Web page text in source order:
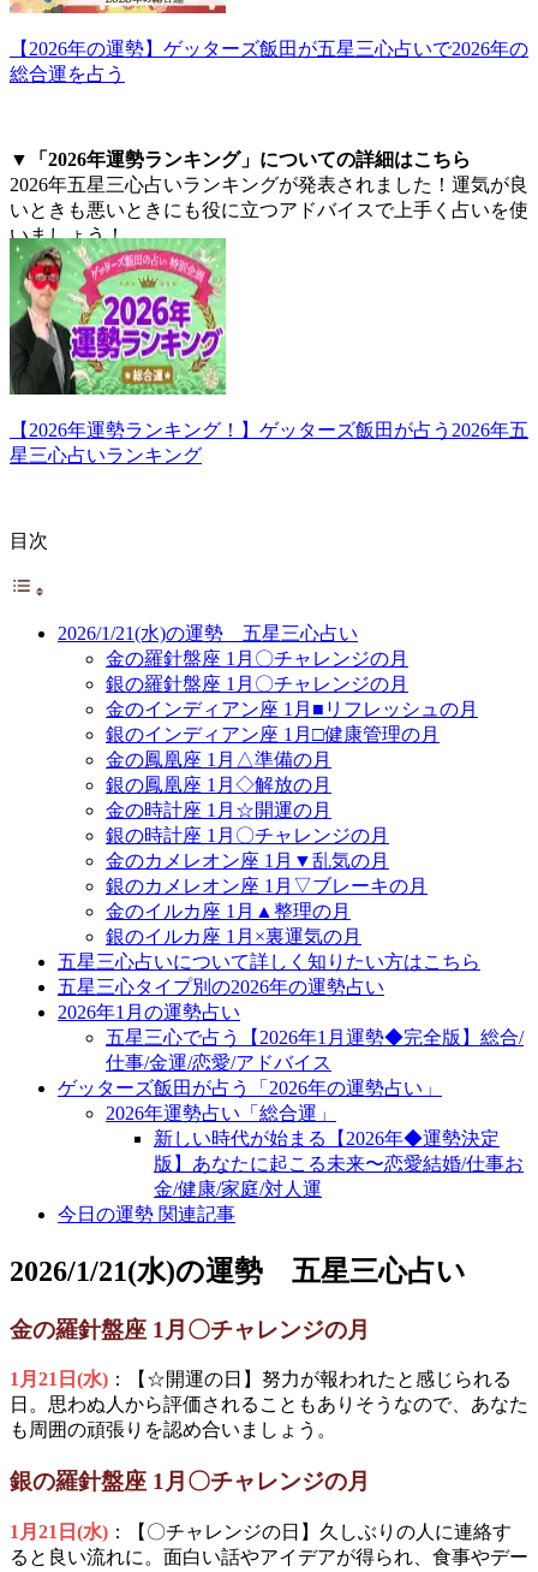
【2026年の運勢】ゲッターズ飯田が五星三心占いで2026年の
総合運を占う
▼「2026年運勢ランキング」についての詳細はこちら
2026年五星三心占いランキングが発表されました！運気が良
いときも悪いときにも役に立つアドバイスで上手く占いを使
いましょう！
【2026年運勢ランキング！】ゲッターズ飯田が占う2026年五
星三心占いランキング
目次
2026/1/21(水)の運勢 五星三心占い
金の羅針盤座 1月〇チャレンジの月
銀の羅針盤座 1月〇チャレンジの月
金のインディアン座 1月■リフレッシュの月
銀のインディアン座 1月□健康管理の月
金の鳳凰座 1月△準備の月
銀の鳳凰座 1月◇解放の月
金の時計座 1月☆開運の月
銀の時計座 1月〇チャレンジの月
金のカメレオン座 1月▼乱気の月
銀のカメレオン座 1月▽ブレーキの月
金のイルカ座 1月▲整理の月
銀のイルカ座 1月×裏運気の月
五星三心占いについて詳しく知りたい方はこちら
五星三心タイプ別の2026年の運勢占い
2026年1月の運勢占い
五星三心で占う【2026年1月運勢◆完全版】総合/
仕事/金運/恋愛/アドバイス
ゲッターズ飯田が占う「2026年の運勢占い」
2026年運勢占い「総合運」
新しい時代が始まる【2026年◆運勢決定
版】あなたに起こる未来〜恋愛結婚/仕事お
金/健康/家庭/対人運
今日の運勢 関連記事
2026/1/21(水)の運勢 五星三心占い
金の羅針盤座 1月〇チャレンジの月
1月21日(水) ：【☆開運の日】努力が報われたと感じられる
日。思わぬ人から評価されることもありそうなので、あなた
も周囲の頑張りを認め合いましょう。
銀の羅針盤座 1月〇チャレンジの月
1月21日(水) ：【〇チャレンジの日】久しぶりの人に連絡す
ると良い流れに。面白い話やアイデアが得られ、食事やデー